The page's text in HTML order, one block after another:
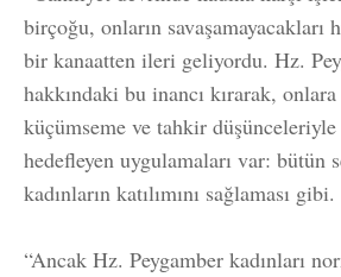
birçoğu, onların savaşamayacakları
bir kanaatten ileri geliyordu. Hz.
hakkındaki bu inancı kırarak, onlara
küçümseme ve tahkir
hedefleyen uygulamaları var: bütün
kadınların katılımını sağlaması gibi.
“Ancak Hz. Peygamber kadınları